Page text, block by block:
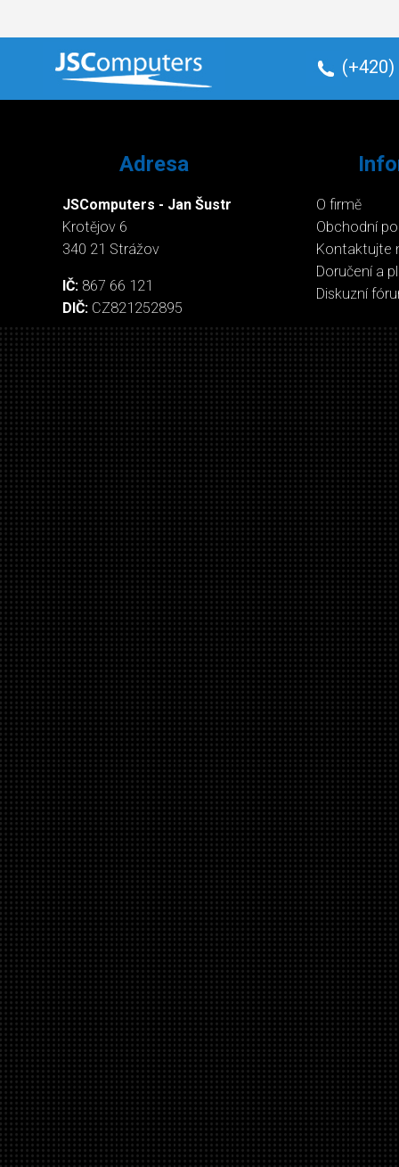
(+420)
Adresa
JSComputers - Jan Šustr
Krotějov 6
340 21 Strážov
IČ: 867 66 121
DIČ: CZ821252895
O firmě
Obchodní
Kontaktujte
Doručení a
Diskuzní